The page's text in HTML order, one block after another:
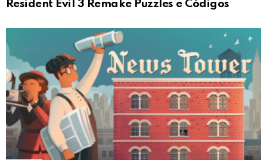
Resident Evil 3 Remake Puzzles e Códigos